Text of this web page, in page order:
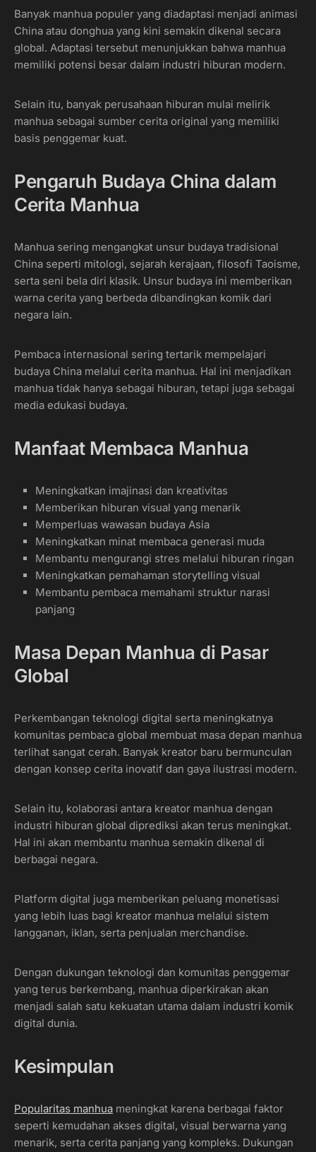
Banyak manhua populer yang diadaptasi menjadi animasi
China atau donghua yang kini semakin dikenal secara
global. Adaptasi tersebut menunjukkan bahwa manhua
memiliki potensi besar dalam industri hiburan modern.
Selain itu, banyak perusahaan hiburan mulai melirik
manhua sebagai sumber cerita original yang memiliki
basis penggemar kuat.
Pengaruh Budaya China dalam
Cerita Manhua
Manhua sering mengangkat unsur budaya tradisional
China seperti mitologi, sejarah kerajaan, filosofi Taoisme,
serta seni bela diri klasik. Unsur budaya ini memberikan
warna cerita yang berbeda dibandingkan komik dari
negara lain.
Pembaca internasional sering tertarik mempelajari
budaya China melalui cerita manhua. Hal ini menjadikan
manhua tidak hanya sebagai hiburan, tetapi juga sebagai
media edukasi budaya.
Manfaat Membaca Manhua
Meningkatkan imajinasi dan kreativitas
Memberikan hiburan visual yang menarik
Memperluas wawasan budaya Asia
Meningkatkan minat membaca generasi muda
Membantu mengurangi stres melalui hiburan ringan
Meningkatkan pemahaman storytelling visual
Membantu pembaca memahami struktur narasi
panjang
Masa Depan Manhua di Pasar
Global
Perkembangan teknologi digital serta meningkatnya
komunitas pembaca global membuat masa depan manhua
terlihat sangat cerah. Banyak kreator baru bermunculan
dengan konsep cerita inovatif dan gaya ilustrasi modern.
Selain itu, kolaborasi antara kreator manhua dengan
industri hiburan global diprediksi akan terus meningkat.
Hal ini akan membantu manhua semakin dikenal di
berbagai negara.
Platform digital juga memberikan peluang monetisasi
yang lebih luas bagi kreator manhua melalui sistem
langganan, iklan, serta penjualan merchandise.
Dengan dukungan teknologi dan komunitas penggemar
yang terus berkembang, manhua diperkirakan akan
menjadi salah satu kekuatan utama dalam industri komik
digital dunia.
Kesimpulan
Popularitas manhua meningkat karena berbagai faktor
seperti kemudahan akses digital, visual berwarna yang
menarik, serta cerita panjang yang kompleks. Dukungan